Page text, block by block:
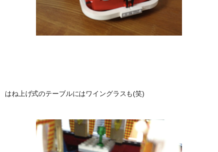
はね上げ式のテーブルにはワイングラスも(笑)